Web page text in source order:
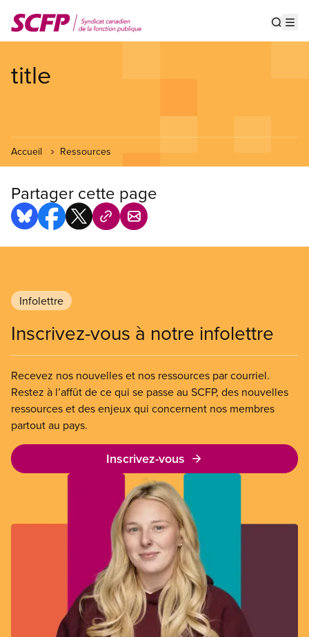
au
contenu
title
Accueil Ressources
Partager cette page
Infolettre
Inscrivez-vous à notre infolettre
Recevez nos nouvelles et nos ressources par courriel.
Restez à l’affût de ce qui se passe au SCFP, des nouvelles
ressources et des enjeux qui concernent nos membres
partout au pays.
Inscrivez-vous